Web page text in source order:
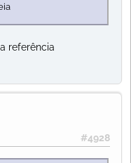
referência
#4928